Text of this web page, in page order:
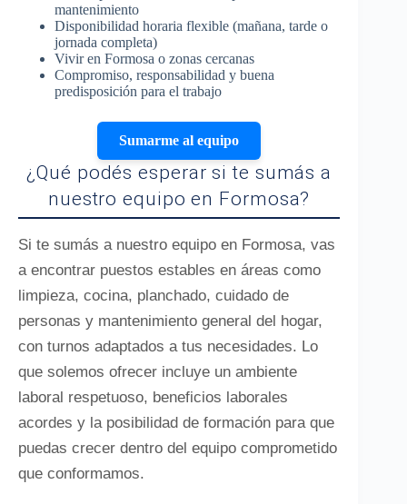
mantenimiento
Disponibilidad horaria flexible (mañana, tarde o
jornada completa)
Vivir en Formosa o zonas cercanas
Compromiso, responsabilidad y buena
predisposición para el trabajo
Sumarme al equipo
¿Qué podés esperar si te sumás a
nuestro equipo en Formosa?
Si te sumás a nuestro equipo en Formosa, vas
a encontrar puestos estables en áreas como
limpieza, cocina, planchado, cuidado de
personas y mantenimiento general del hogar,
con turnos adaptados a tus necesidades. Lo
que solemos ofrecer incluye un ambiente
laboral respetuoso, beneficios laborales
acordes y la posibilidad de formación para que
puedas crecer dentro del equipo comprometido
que conformamos.